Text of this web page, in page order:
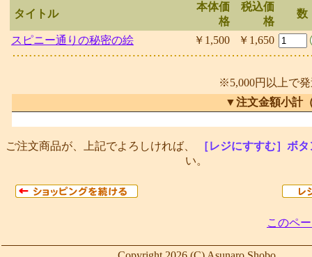
タイトル
本体価
格
税込価
格
スピニー通りの秘密の絵 ￥1,500 ￥1,650
※5,000円以上で
▼注文金額小計
ご注文商品が、上記でよろしければ、
［レジにすすむ］ボタ
い。
このペ